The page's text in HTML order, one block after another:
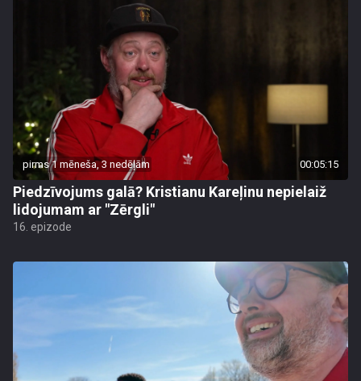
pirms 1 mēneša, 3 nedēļām 00:05:15
Piedzīvojums galā? Kristianu Kareļinu nepielaiž
lidojumam ar "Zērgli"
16. epizode